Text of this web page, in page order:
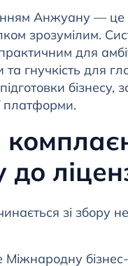
Анжуану — це
зрозумілим.
для
та гнучкість для
бізнесу,
платформи.
до
зі збору
Міжнародну